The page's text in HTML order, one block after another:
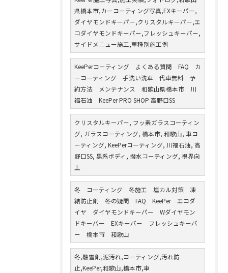
県橋本市,カーコーティング写真,EXキーパー,
ダイヤモンドキーパー,クリスタルキーパー,エ
コダイヤモンドキーパー,フレッシュキーパー,
サイドメニュー施工,車種別施工例
KeePerコーティング よくある質問 FAQ カ
ーコーティング 手洗い洗車 代車無料 予
約方法 メンテナンス 和歌山県橋本市 川
福石油 KeePer PRO SHOP 高野口SS
クリスタルキーパー, フッ素ガラスコーティン
グ, ガラスコーティング, 橋本市, 和歌山, 車コ
ーティング, KeePerコーティング, 川福石油, 高
野口SS, 黒系ボディ, 撥水コーティング, 視界向
上
冬 コーティング 冬施工 塩カル対策 凍
結防止剤 冬の疑問 FAQ KeePer エコダ
イヤ ダイヤモンドキーパー Wダイヤモン
ドキーパー EXキーパー フレッシュキーパ
ー 橋本市 和歌山
冬,融雪剤,泥汚れ,コーティング,汚れ防
止,KeePer,和歌山,橋本市,車